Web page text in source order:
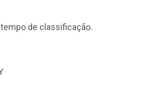
de classificação.